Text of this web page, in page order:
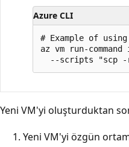
Azure CLI
# Example of
az vm run-
Yeni VM'yi oluşturduktan
Yeni VM'yi özgün